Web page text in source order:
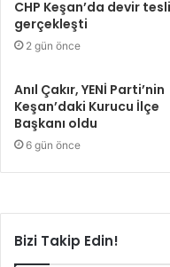
CHP Keşan’da devir
gerçekleşti
2 gün önce
Anıl Çakır, YENİ Parti’nin
Keşan’daki Kurucu İlçe
Başkanı oldu
6 gün önce
Bizi Takip Edin!